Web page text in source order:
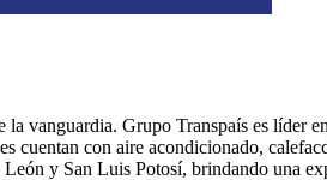
vanguardia. Grupo Transpaís es líder
cuentan con aire acondicionado,
y San Luis Potosí, brindando una